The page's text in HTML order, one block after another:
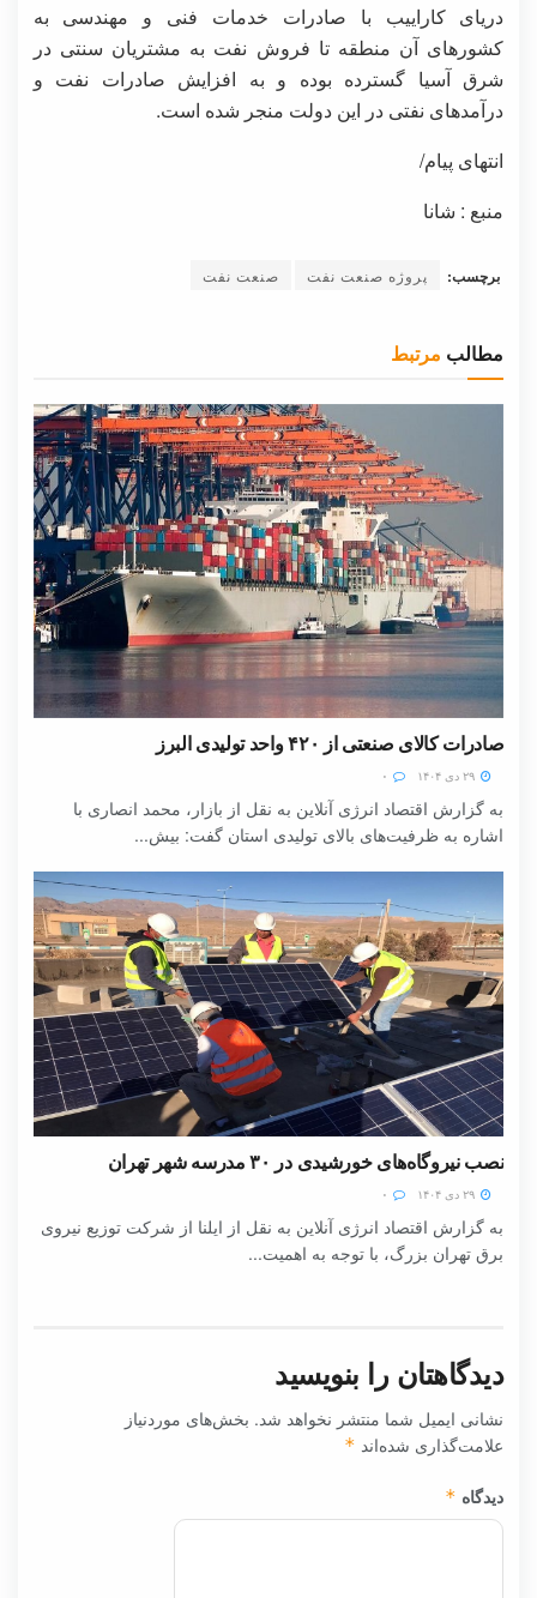
دریای کاراییب با صادرات خدمات فنی و مهندسی به
کشورهای آن منطقه تا فروش نفت به مشتریان سنتی در
شرق آسیا گسترده بوده و به افزایش صادرات نفت و
درآمدهای نفتی در این دولت منجر شده است.
انتهای پیام/
منبع : شانا
برچسب: پروژه صنعت نفت صنعت نفت
مطالب مرتبط
صادرات کالای صنعتی از ۴۲۰ واحد تولیدی البرز
به گزارش اقتصاد انرژی آنلاین به نقل از بازار، محمد انصاری با
اشاره به ظرفیت‌های بالای تولیدی استان گفت: بیش...
نصب نیروگاه‌های خورشیدی در ۳۰ مدرسه شهر تهران
به گزارش اقتصاد انرژی آنلاین به نقل از ایلنا از شرکت توزیع نیروی
برق تهران بزرگ، با توجه به اهمیت...
دیدگاهتان را بنویسید
نشانی ایمیل شما منتشر نخواهد شد. بخش‌های موردنیاز
علامت‌گذاری شده‌اند *
دیدگاه *